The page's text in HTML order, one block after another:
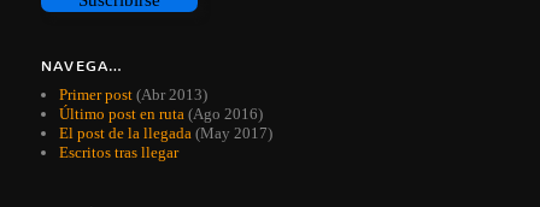
NAVEGA…
Primer post (Abr 2013)
Último post en ruta (Ago 2016)
El post de la llegada (May 2017)
Escritos tras llegar